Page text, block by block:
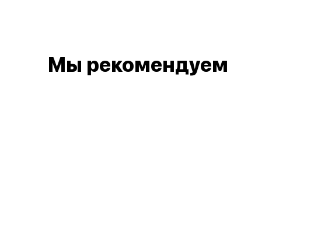
Мы рекомендуем